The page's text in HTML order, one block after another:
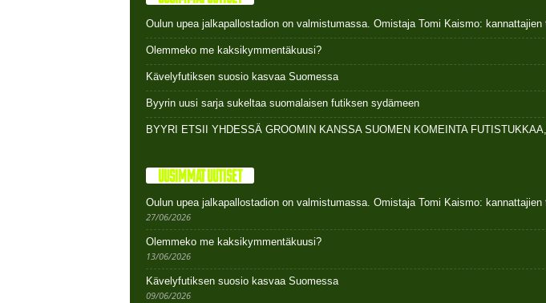
Oulun upea jalkapallostadion on valmistumassa. Omistaja Tomi Kaismo:
Olemmeko me kaksikymmentäkuusi?
Kävelyfutiksen suosio kasvaa Suomessa
Byyrin uusi sarja sukeltaa suomalaisen futiksen sydämeen
BYYRI ETSII YHDESSÄ GROOMIN KANSSA SUOMEN KOMEINTA
UUSIMMAT UUTISET
Oulun upea jalkapallostadion on valmistumassa. Omistaja Tomi Kaismo:
27/06/2026
Olemmeko me kaksikymmentäkuusi?
13/06/2026
Kävelyfutiksen suosio kasvaa Suomessa
09/06/2026